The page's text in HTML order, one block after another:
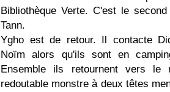
Bibliothèque Verte. C'est le
Tann.
Ygho est de retour. Il contacte
Noïm alors qu'ils sont en
Ensemble ils retournent vers le
redoutable monstre à deux têtes